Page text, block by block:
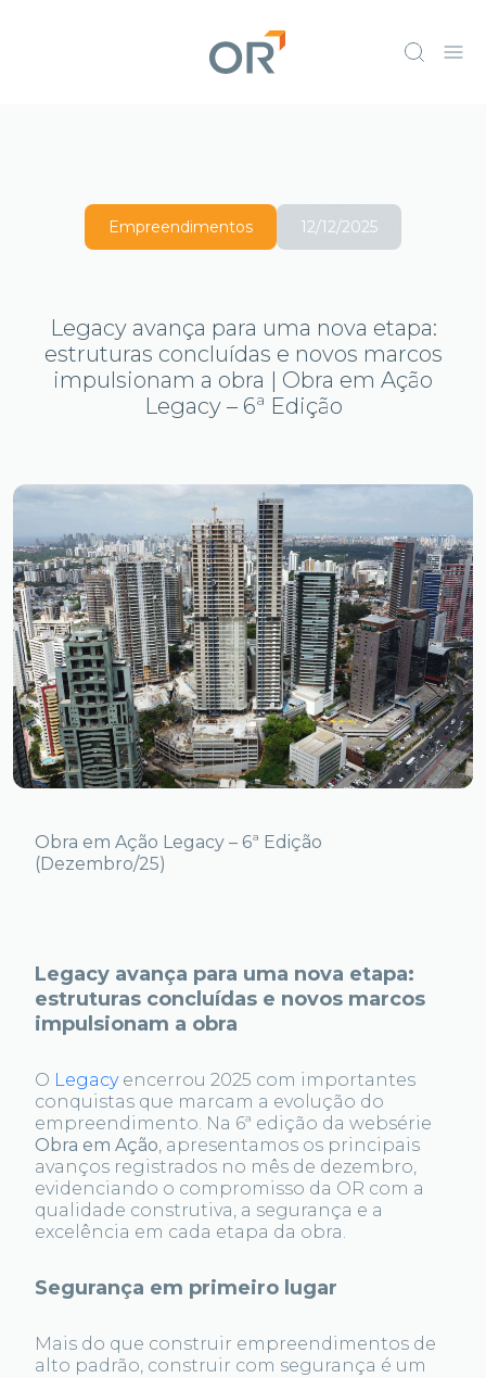
Empreendimentos 12/12/2025
Legacy avança para uma nova etapa:
estruturas concluídas e novos marcos
impulsionam a obra | Obra em Ação
Legacy – 6ª Edição
Obra em Ação Legacy – 6ª Edição
(Dezembro/25)
Legacy avança para uma nova etapa:
estruturas concluídas e novos marcos
impulsionam a obra
O Legacyencerrou 2025 com importantes
conquistas que marcam a evolução do
empreendimento. Na 6ª edição da websérie
Obra em Ação, apresentamos os principais
avanços registrados no mês de dezembro,
evidenciando o compromisso da OR com a
qualidade construtiva, a segurança e a
excelência em cada etapa da obra.
Segurança em primeiro lugar
Mais do que construir empreendimentos de
alto padrão, construir com segurança é um